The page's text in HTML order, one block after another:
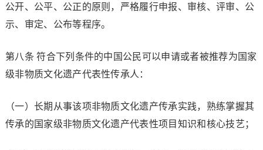
公开、公平、公正的原则，严格履行申报、审核、评审、公
示、审定、公布等程序。
第八条 符合下列条件的中国公民可以申请或者被推荐为国家
级非物质文化遗产代表性传承人：
（一）长期从事该项非物质文化遗产传承实践，熟练掌握其
传承的国家级非物质文化遗产代表性项目知识和核心技艺；